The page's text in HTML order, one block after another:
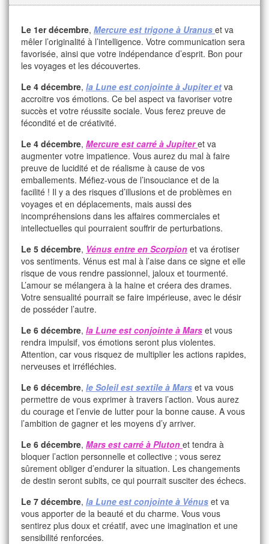
Le 1er décembre, Mercure est trigone à Uranus et va
mêler l’originalité à l’intelligence. Votre communication sera
favorisée, ainsi que votre indépendance d’esprit. Bon pour
les voyages et les découvertes.
Le 4 décembre, la Lune est conjointe à Jupiteret va
accroitre vos émotions. Ce bel aspect va favoriser votre
succès et votre réussite sociale. Vous ferez preuve de
fécondité et de créativité.
Le 4 décembre, Mercure est carré à Jupiteret va
augmenter votre impatience. Vous aurez du mal à faire
preuve de lucidité et de réalisme à cause de vos
emballements. Méfiez-vous de l’insouciance et de la
facilité ! Il y a des risques d’illusions et de problèmes en
voyages et en déplacements, mais aussi des
incompréhensions dans les affaires commerciales et
intellectuelles qui pourraient souffrir de perturbations.
Le 5 décembre, Vénus entre en Scorpion et va érotiser
vos sentiments. Vénus est mal à l’aise dans ce signe et elle
risque de vous rendre passionnel, jaloux et tourmenté.
L’amour se mélangera à la haine et créera des drames.
Votre sensualité pourrait se faire impérieuse, avec le désir
de posséder l’autre.
Le 6 décembre, la Lune est conjointe à Mars et vous
rendra impulsif, vos émotions seront plus violentes.
Attention, car vous risquez de multiplier les actions rapides,
nerveuses et irréfléchies.
Le 6 décembre, le Soleil est sextile à Mars et va vous
permettre de vous exprimer à travers l’action. Vous aurez
du courage et l’envie de lutter pour la bonne cause. A vous
l’ambition de gagner et les moyens d’y arriver.
Le 6 décembre, Mars est carré à Pluton et tendra à
bloquer l’action personnelle et collective ; vous serez
sûrement obliger d’endurer la situation. Les changements
de destin seront subits, ce qui pourrait susciter des échecs.
Le 7 décembre, la Lune est conjointe à Vénus et va
vous apporter de la beauté et du charme. Vous vous
sentirez plus doux et créatif, avec une imagination et une
sensibilité renforcées.